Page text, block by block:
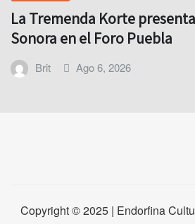
La Tremenda Korte
Sonora en el Foro Puebla
Brit Ago 6, 2026
Copyright © 2025 | Endorfina